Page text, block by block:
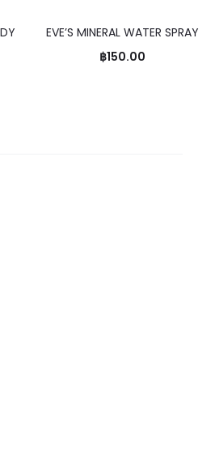
EVE’S MINERAL WATER SPRAY
฿150.00